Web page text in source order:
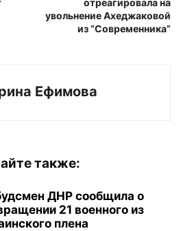
отреагировала на
увольнение Ахеджаковой
из “Современника”
Ефимова
также:
ДНР сообщила о
21 военного из
плена